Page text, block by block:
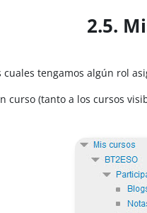
2.5.
tengamos algún rol
(tanto a los cursos